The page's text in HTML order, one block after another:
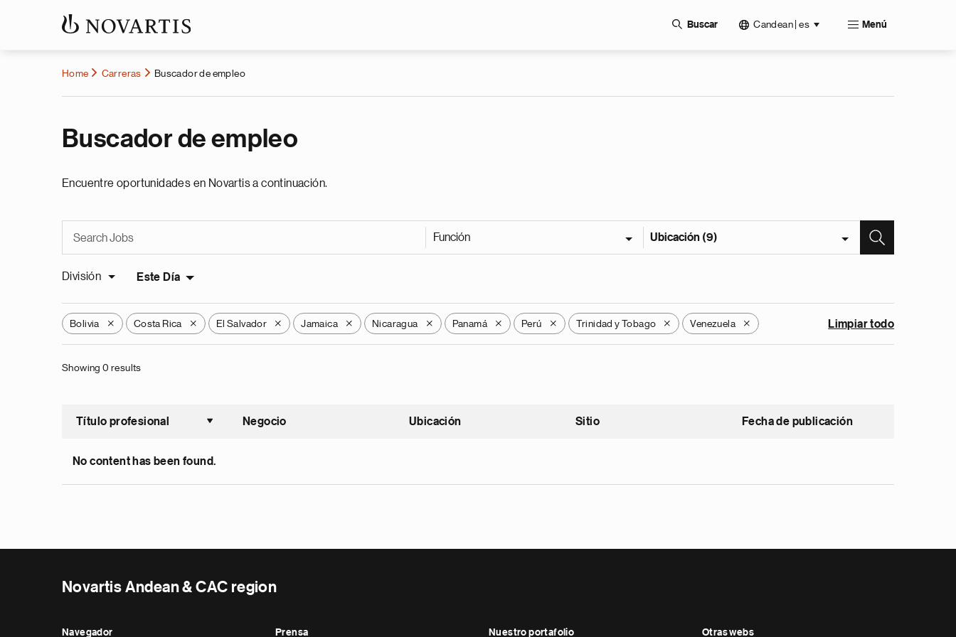
Buscar Candean | es Menú
Home Carreras Buscador de empleo
Buscador de empleo
Encuentre oportunidades en Novartis a continuación.
Función Ubicación (9)
División Este Día
Bolivia X Costa Rica X El Salvador X Jamaica X Nicaragua X Panamá X Perú X Trinidad y Tobago X Venezuela X Limpiar todo
Showing 0 results
Título profesional
Ordenar ascendente
Negocio Ubicación Sitio Fecha de publicación
No content has been found.
Novartis Andean & CAC region
Navegador Prensa Nuestro portafolio Otras webs